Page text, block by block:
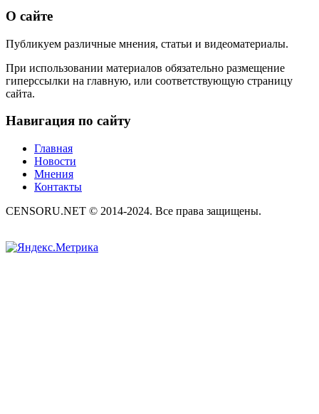
О сайте
Публикуем различные мнения, статьи и видеоматериалы.
При использовании материалов обязательно размещение
гиперссылки на главную, или соответствующую страницу
сайта.
Навигация по сайту
Главная
Новости
Мнения
Контакты
CENSORU.NET © 2014-2024. Все права защищены.